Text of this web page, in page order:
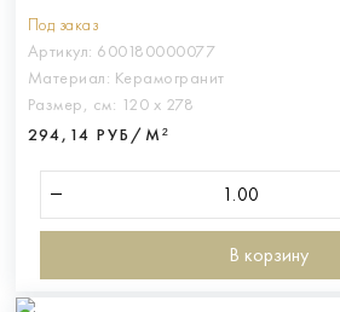
Под заказ
Артикул: 600180000077
Материал: Керамогранит
Размер, см: 120 х 278
294,14 РУБ/М²
В корзину